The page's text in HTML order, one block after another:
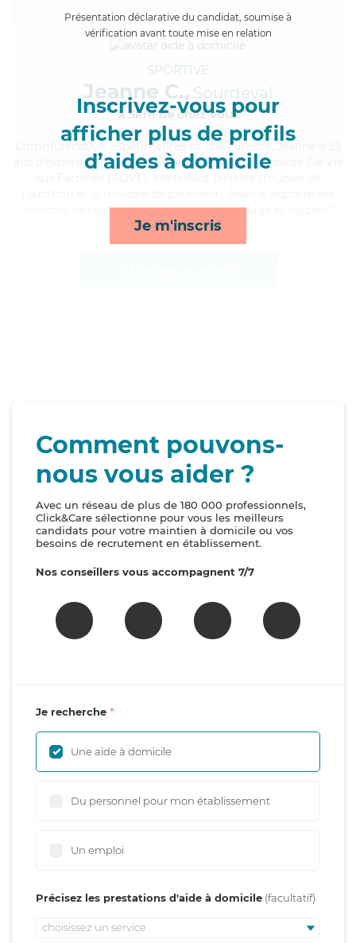
Présentation déclarative du candidat, soumise à
vérification avant toute mise en relation
Inscrivez-vous pour
afficher plus de profils
d’aides à domicile
Je m'inscris
SPORTIVE
Jeanne C., Sourdeval
à 5km de chez Vous
, expérimentée et chaleureuse, Jeanne a 23
ans d'expérience et possède un diplôme d'Assistante De Vie
services de repas, ménage, toilette/habillage et rappels*
Comment pouvons-
nous vous aider ?
Avec un réseau de plus de 180 000 professionnels,
Click&Care sélectionne pour vous les meilleurs
candidats pour votre maintien à domicile ou vos
besoins de recrutement en établissement.
Nos conseillers vous accompagnent 7/7
Je recherche
Une aide à domicile
Du personnel pour mon établissement
Un emploi
Précisez les prestations d'aide à domicile
choisissez un service